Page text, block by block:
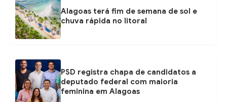
Alagoas terá fim de semana de sol e
chuva rápida no litoral
PSD registra chapa de candidatos a
deputado federal com maioria
feminina em Alagoas